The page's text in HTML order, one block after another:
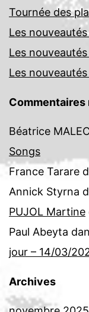
Tournée des
Les
Les
Les
Béatrice
Songs
France Tarare
Annick Styrna
PUJOL Martine
Paul Abeyta
jour – 14/03/
Archives